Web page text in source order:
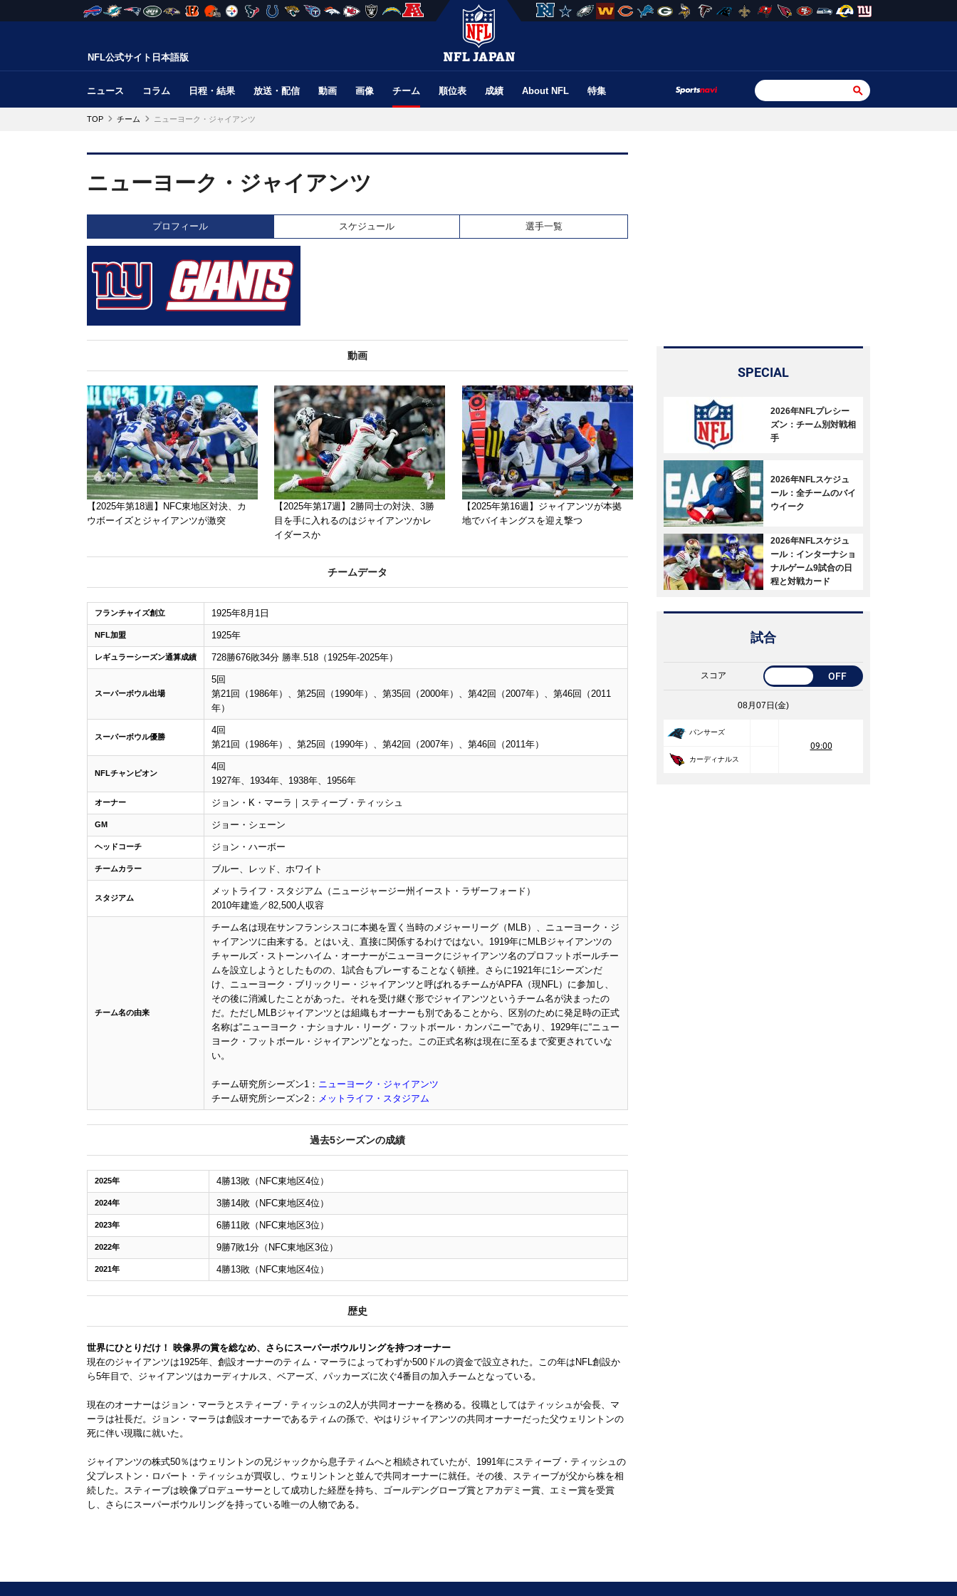
NFL公式サイト日本語版
ニュース コラム 日程・結果 放送・配信 動画 画像 チーム 順位表 成績 About NFL 特集
TOP チーム ニューヨーク・ジャイアンツ
ニューヨーク・ジャイアンツ
プロフィール スケジュール 選手一覧
動画
【2025年第18週】NFC東地区対決、カ
ウボーイズとジャイアンツが激突
【2025年第17週】2勝同士の対決、3勝
目を手に入れるのはジャイアンツかレ
イダースか
【2025年第16週】ジャイアンツが本拠
地でバイキングスを迎え撃つ
チームデータ
フランチャイズ創立 1925年8月1日
NFL加盟 1925年
レギュラーシーズン通算成績 728勝676敗34分 勝率.518（1925年-2025年）
スーパーボウル出場
5回
第21回（1986年）、第25回（1990年）、第35回（2000年）、第42回（2007年）、第46回（2011
年）
スーパーボウル優勝
4回
第21回（1986年）、第25回（1990年）、第42回（2007年）、第46回（2011年）
NFLチャンピオン
4回
1927年、1934年、1938年、1956年
オーナー ジョン・K・マーラ｜スティーブ・ティッシュ
GM ジョー・シェーン
ヘッドコーチ ジョン・ハーボー
チームカラー ブルー、レッド、ホワイト
スタジアム
メットライフ・スタジアム（ニュージャージー州イースト・ラザーフォード）
2010年建造／82,500人収容
チーム名の由来
チーム名は現在サンフランシスコに本拠を置く当時のメジャーリーグ（MLB）、ニューヨーク・ジ
ャイアンツに由来する。とはいえ、直接に関係するわけではない。1919年にMLBジャイアンツの
チャールズ・ストーンハイム・オーナーがニューヨークにジャイアンツ名のプロフットボールチー
ムを設立しようとしたものの、1試合もプレーすることなく頓挫。さらに1921年に1シーズンだ
け、ニューヨーク・ブリックリー・ジャイアンツと呼ばれるチームがAPFA（現NFL）に参加し、
その後に消滅したことがあった。それを受け継ぐ形でジャイアンツというチーム名が決まったの
だ。ただしMLBジャイアンツとは組織もオーナーも別であることから、区別のために発足時の正式
名称は“ニューヨーク・ナショナル・リーグ・フットボール・カンパニー”であり、1929年に“ニュー
ヨーク・フットボール・ジャイアンツ”となった。この正式名称は現在に至るまで変更されていな
い。
チーム研究所シーズン1： ニューヨーク・ジャイアンツ
チーム研究所シーズン2： メットライフ・スタジアム
過去5シーズンの成績
2025年 4勝13敗（NFC東地区4位）
2024年 3勝14敗（NFC東地区4位）
2023年 6勝11敗（NFC東地区3位）
2022年 9勝7敗1分（NFC東地区3位）
2021年 4勝13敗（NFC東地区4位）
歴史
世界にひとりだけ！ 映像界の賞を総なめ、さらにスーパーボウルリングを持つオーナー
現在のジャイアンツは1925年、創設オーナーのティム・マーラによってわずか500ドルの資金で設立された。この年はNFL創設か
ら5年目で、ジャイアンツはカーディナルス、ベアーズ、パッカーズに次ぐ4番目の加入チームとなっている。
現在のオーナーはジョン・マーラとスティーブ・ティッシュの2人が共同オーナーを務める。役職としてはティッシュが会長、マ
ーラは社長だ。ジョン・マーラは創設オーナーであるティムの孫で、やはりジャイアンツの共同オーナーだった父ウェリントンの
死に伴い現職に就いた。
ジャイアンツの株式50％はウェリントンの兄ジャックから息子ティムへと相続されていたが、1991年にスティーブ・ティッシュの
父プレストン・ロバート・ティッシュが買収し、ウェリントンと並んで共同オーナーに就任。その後、スティーブが父から株を相
続した。スティーブは映像プロデューサーとして成功した経歴を持ち、ゴールデングローブ賞とアカデミー賞、エミー賞を受賞
し、さらにスーパーボウルリングを持っている唯一の人物である。
SPECIAL
2026年NFLプレシー
ズン：チーム別対戦相
手
2026年NFLスケジュ
ール：全チームのバイ
ウイーク
2026年NFLスケジュ
ール：インターナショ
ナルゲーム9試合の日
程と対戦カード
試合
スコア OFF
08月07日(金)
パンサーズ
09:00
カーディナルス